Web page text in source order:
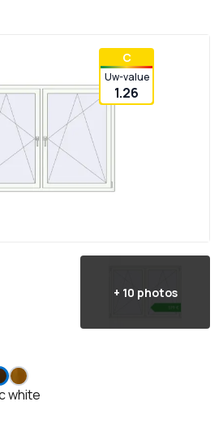
С
Uw-value
1.26
+ 10 photos
white